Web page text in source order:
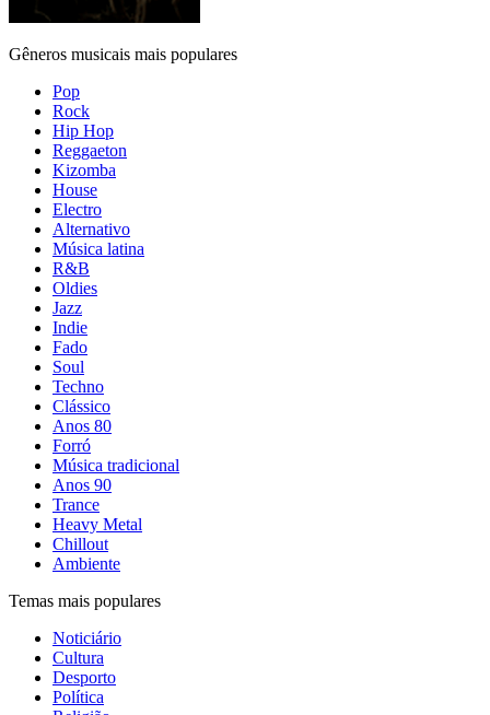
Gêneros musicais mais populares
Pop
Rock
Hip Hop
Reggaeton
Kizomba
House
Electro
Alternativo
Música latina
R&B
Oldies
Jazz
Indie
Fado
Soul
Techno
Clássico
Anos 80
Forró
Música tradicional
Anos 90
Trance
Heavy Metal
Chillout
Ambiente
Temas mais populares
Noticiário
Cultura
Desporto
Política